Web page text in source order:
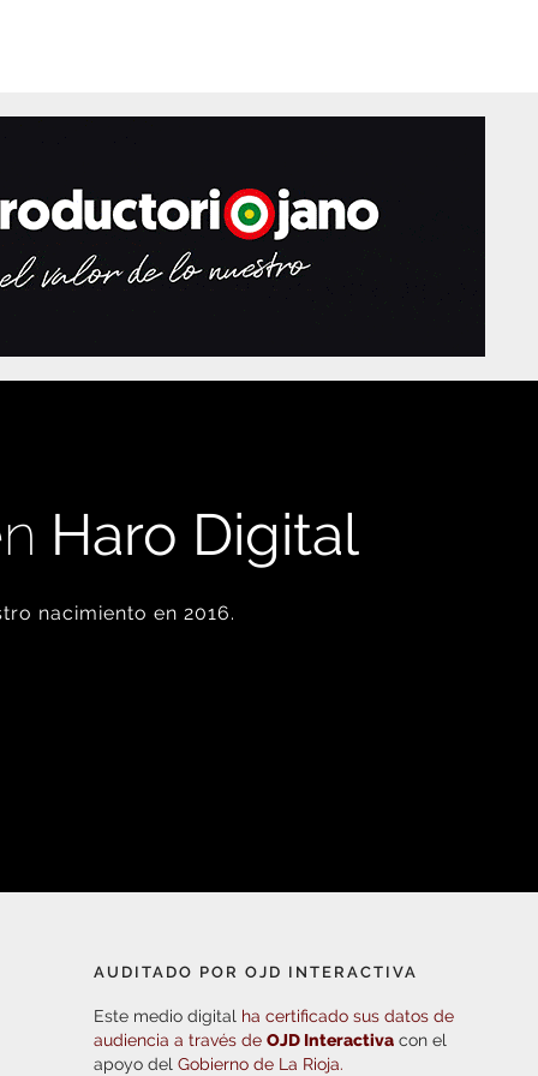
Haro Digital
nacimiento en 2016.
AUDITADO POR OJD INTERACTIVA
Este medio digital ha certificado sus datos de
audiencia a través deOJD Interactiva con el
apoyo delGobierno de La Rioja.